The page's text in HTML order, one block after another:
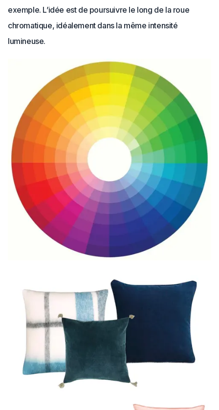
exemple. L’idée est de poursuivre le long de la roue
chromatique, idéalement dans la même intensité
lumineuse.